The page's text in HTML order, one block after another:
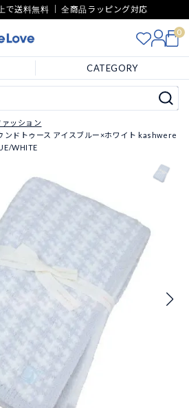
で送料無料 ｜ 全商品ラッピング対応
0
CATEGORY
ァッション
ンドトゥース アイスブルー×ホワイト kashwere
WHITE